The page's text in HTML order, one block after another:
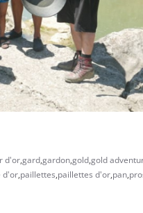
d'or,gard,gardon,gold,gold
d'or,paillettes,paillettes d'or,pan,